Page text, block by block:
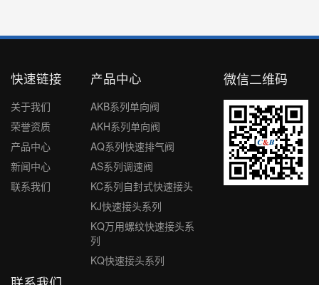
快速链接
关于我们
荣誉资质
产品中心
新闻中心
联系我们
产品中心
AKB系列单向阀
AKH系列单向阀
AQ系列快速排气阀
AS系列调速阀
KC系列自封式快速接头
KJ快速接头系列
KQ万用螺纹快速接头系
列
KQ快速接头系列
微信二维码